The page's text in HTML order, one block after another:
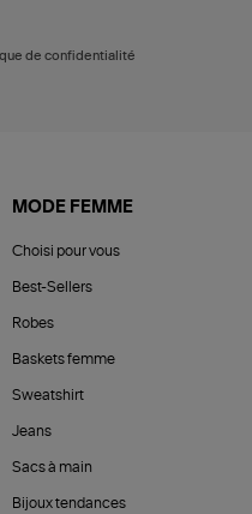
de confidentialité
MODE FEMME
Choisi pour vous
Best-Sellers
Robes
Baskets femme
Sweatshirt
Jeans
Sacs à main
Bijoux tendances